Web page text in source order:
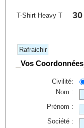
T-Shirt Heavy T 30
Vos Coordonnées
Civilité:
Nom :
Prénom :
Société :